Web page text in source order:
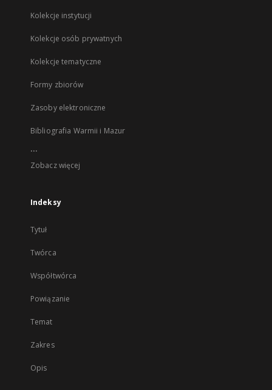
Kolekcje instytucji
Kolekcje osób prywatnych
Kolekcje tematyczne
Formy zbiorów
Zasoby elektroniczne
Bibliografia Warmii i Mazur
...
Zobacz więcej
Indeksy
Tytuł
Twórca
Współtwórca
Powiązanie
Temat
Zakres
Opis